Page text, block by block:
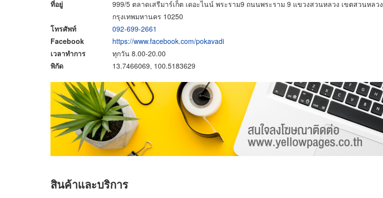
ที่อยู่
999/5 ตลาดเสรีมาร์เก็ต เดอะไนน์ พระราม9 ถนนพระราม 9 แขวงสวนหลวง เขตสวนหลวง
กรุงเทพมหานคร 10250
โทรศัพท์
092-699-2661
Facebook
https://www.facebook.com/pokavadi
เวลาทำการ
ทุกวัน 8.00-20.00
พิกัด
13.7466069, 100.5183629
สินค้าและบริการ